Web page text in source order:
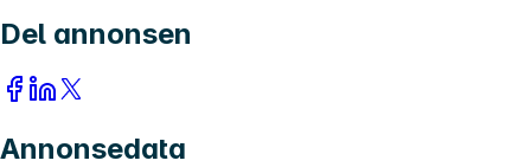
Del annonsen
Annonsedata